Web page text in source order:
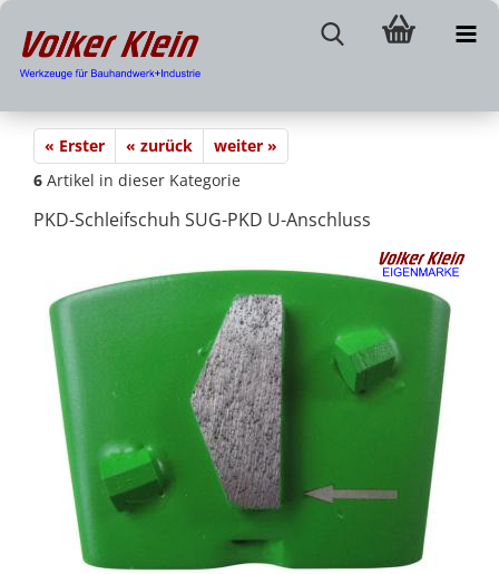
« Erster « zurück
weiter »
6 Artikel in dieser Kategorie
PKD-Schleifschuh SUG-PKD U-Anschluss